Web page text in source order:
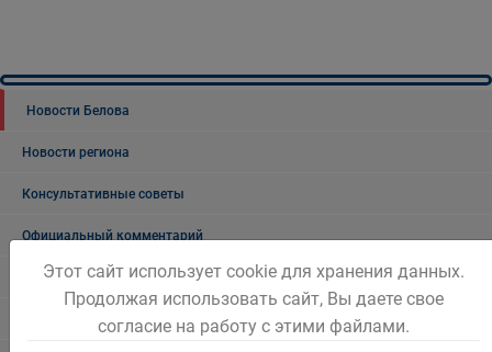
Новости Белова
Новости региона
Консультативные советы
Официальный комментарий
Выступления Главы города
Общественные обсуждения
Этот сайт использует cookie для хранения данных.
Продолжая использовать сайт, Вы даете свое
согласие на работу с этими файлами.